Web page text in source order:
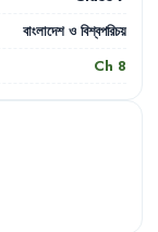
বাংলাদেশ ও বিশ্বপরিচয়
Ch 8